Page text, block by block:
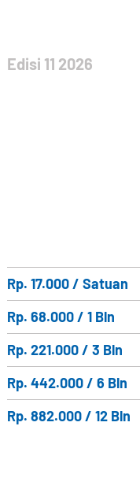
Edisi 11 2026
Rp. 17.000 / Satuan
Rp. 68.000 / 1 Bln
Rp. 221.000 / 3 Bln
Rp. 442.000 / 6 Bln
Rp. 882.000 / 12 Bln